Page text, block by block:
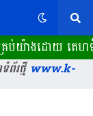
ប់យ៉ាងដោយ គេហ
រថ្មីwww.k-